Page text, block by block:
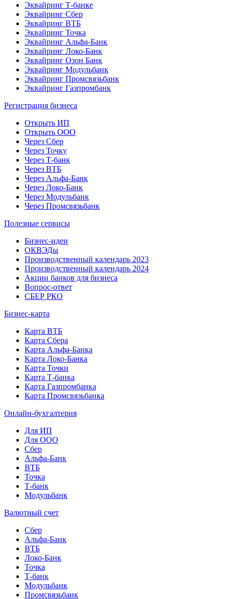
Эквайринг Т-банке
Эквайринг Сбер
Эквайринг ВТБ
Эквайринг Точка
Эквайринг Альфа-Банк
Эквайринг Локо-Банк
Эквайринг Озон Банк
Эквайринг Модульбанк
Эквайринг Промсвязьбанк
Эквайринг Газпромбанк
Регистрация бизнеса
Открыть ИП
Открыть ООО
Через Сбер
Через Точку
Через Т-банк
Через ВТБ
Через Альфа-Банк
Через Локо-Банк
Через Модульбанк
Через Промсвязьбанк
Полезные сервисы
Бизнес-идеи
ОКВЭДы
Производственный календарь 2023
Производственный календарь 2024
Акции банков для бизнеса
Вопрос-ответ
СБЕР РКО
Бизнес-карта
Карта ВТБ
Карта Сбера
Карта Альфа-Банка
Карта Локо-Банка
Карта Точки
Карта Т-банка
Карта Газпромбанка
Карта Промсвязьбанка
Онлайн-бухгалтерия
Для ИП
Для ООО
Сбер
Альфа-Банк
ВТБ
Точка
Т-банк
Модульбанк
Валютный счет
Сбер
Альфа-Банк
ВТБ
Локо-Банк
Точка
Т-банк
Модульбанк
Промсвязьбанк